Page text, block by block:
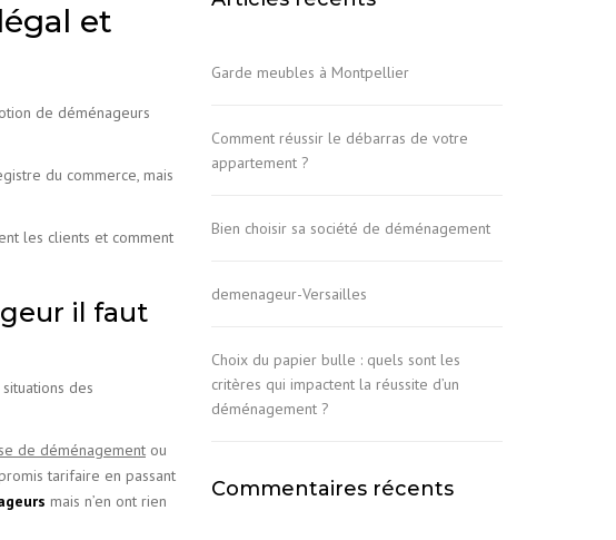
et
de déménageurs
du commerce, mais
les clients et comment
il faut
des
de déménagement ou
tarifaire en passant
mais n’en ont rien
Garde meubles à Montpellier
Comment réussir le débarras de votre
appartement ?
Bien choisir sa société de déménagement
demenageur-Versailles
Choix du papier bulle : quels sont les
critères qui impactent la réussite d’un
déménagement ?
Commentaires récents